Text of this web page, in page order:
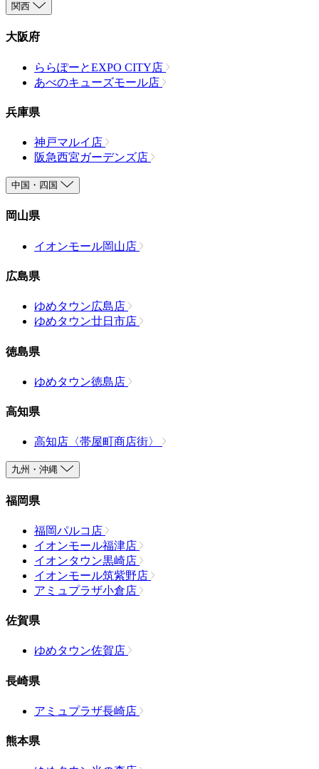
関西
大阪府
ららぽーとEXPO CITY店
あべのキューズモール店
兵庫県
神戸マルイ店
阪急西宮ガーデンズ店
中国・四国
岡山県
イオンモール岡山店
広島県
ゆめタウン広島店
ゆめタウン廿日市店
徳島県
ゆめタウン徳島店
高知県
高知店〈帯屋町商店街〉
九州・沖縄
福岡県
福岡パルコ店
イオンモール福津店
イオンタウン黒崎店
イオンモール筑紫野店
アミュプラザ小倉店
佐賀県
ゆめタウン佐賀店
長崎県
アミュプラザ長崎店
熊本県